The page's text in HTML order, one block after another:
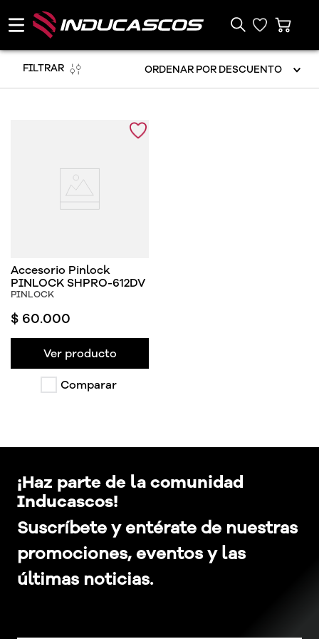
FILTRAR ORDENAR POR DESCUENTO
Accesorio Pinlock
PINLOCK SHPRO-612DV
PINLOCK
$ 60.000
Ver producto
Comparar
¡Haz parte de la comunidad
Inducascos!
Suscríbete y entérate de nuestras
promociones, eventos y las
últimas noticias.